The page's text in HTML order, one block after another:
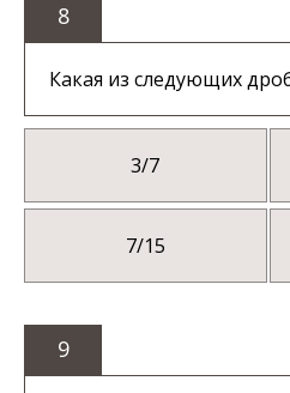
8
Какая из следующих
3/7
7/15
9